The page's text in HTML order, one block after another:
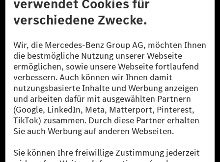
reduzierte CO₂-Emissionen bei der Mercedes-Benz Group durch
zertifizierte Ausgleichsprojekte kompensiert werden.
[2] Renewable Charging ist ein integraler Bestandteil von MB.CHARGE
Public in Europa, den USA, Kanada und China. Sofern an der jeweiligen
Ladestation noch kein Strom aus erneuerbaren Energien vorliegt,
verwendet Renewable Charging Grünstromzertifikate*. Diese stellen
sicher, dass für Ladevorgänge über MB.CHARGE Public eine äquivalente
Strommenge aus erneuerbaren Energien ins Stromnetz eingespeist wird.
Sie stammen ausschließlich aus Wind- und Solarkraftanlagen, die jünger
als sechs Jahre sind.
* Inkl. EKOenergy Ökolabel
* Die angegebenen Werte wurden nach dem vorgeschriebenen
Messverfahren WLTP (Worldwide harmonised Light vehicles Test